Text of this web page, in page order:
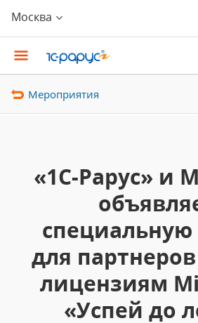
Москва
Мероприятия
«1С-Рарус» и
для
лицензиям
«Успей до